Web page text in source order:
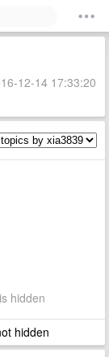
12-14 17:33:20
hidden
hidden